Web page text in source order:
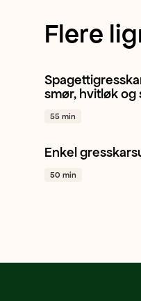
Flere
Spagettigresskar
smør, hvitløk og
55 min
Gresskar Hvitløk
Enkel
50 min